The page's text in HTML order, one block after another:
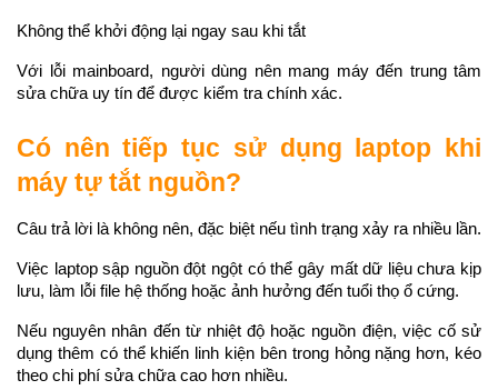
Không thể khởi động lại ngay sau khi tắt
Với lỗi mainboard, người dùng nên mang máy đến trung tâm
sửa chữa uy tín để được kiểm tra chính xác.
Có nên tiếp tục sử dụng laptop khi
máy tự tắt nguồn?
Câu trả lời là không nên, đặc biệt nếu tình trạng xảy ra nhiều lần.
Việc laptop sập nguồn đột ngột có thể gây mất dữ liệu chưa kịp
lưu, làm lỗi file hệ thống hoặc ảnh hưởng đến tuổi thọ ổ cứng.
Nếu nguyên nhân đến từ nhiệt độ hoặc nguồn điện, việc cố sử
dụng thêm có thể khiến linh kiện bên trong hỏng nặng hơn, kéo
theo chi phí sửa chữa cao hơn nhiều.